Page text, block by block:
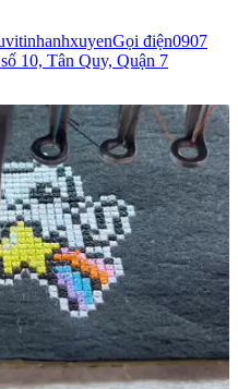
Gọi điện0907
10, Tân Quy, Quận 7